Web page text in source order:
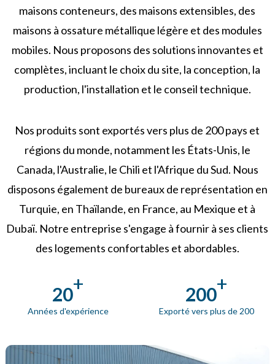
maisons conteneurs, des maisons extensibles, des
maisons à ossature métallique légère et des modules
mobiles. Nous proposons des solutions innovantes et
complètes, incluant le choix du site, la conception, la
production, l'installation et le conseil technique.
Nos produits sont exportés vers plus de 200 pays et
régions du monde, notamment les États-Unis, le
Canada, l'Australie, le Chili et l'Afrique du Sud. Nous
disposons également de bureaux de représentation en
Turquie, en Thaïlande, en France, au Mexique et à
Dubaï. Notre entreprise s'engage à fournir à ses clients
des logements confortables et abordables.
20+
Années d'expérience
200+
Exporté vers plus de 200